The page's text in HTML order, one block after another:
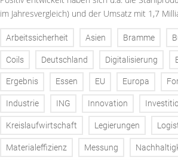
im Jahresvergleich) und der Umsatz mit 1,7
Arbeitssicherheit Asien Bramme
Coils Deutschland Digitalisierung
Ergebnis Essen EU Europa
Industrie ING Innovation
Kreislaufwirtschaft Legierungen
Materialeffizienz Messung